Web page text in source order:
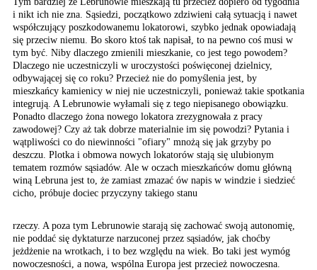
i nikt ich nie zna. Sąsiedzi, początkowo zdziwieni całą sytuacją i nawet
współczujący poszkodowanemu lokatorowi, szybko jednak opowiadają
się przeciw niemu. Bo skoro ktoś tak napisał, to na pewno coś musi w
tym być. Niby dlaczego zmienili mieszkanie, co jest tego powodem?
Dlaczego nie uczestniczyli w uroczystości poświęconej dzielnicy,
odbywającej się co roku? Przecież nie do pomyślenia jest, by
mieszkańcy kamienicy w niej nie uczestniczyli, ponieważ takie spotkania
integrują. A Lebrunowie wyłamali się z tego niepisanego obowiązku.
Ponadto dlaczego żona nowego lokatora zrezygnowała z pracy
zawodowej? Czy aż tak dobrze materialnie im się powodzi? Pytania i
wątpliwości co do niewinności "ofiary" mnożą się jak grzyby po
deszczu. Plotka i obmowa nowych lokatorów stają się ulubionym
tematem rozmów sąsiadów. Ale w oczach mieszkańców domu główną
winą Lebruna jest to, że zamiast zmazać ów napis w windzie i siedzieć
cicho, próbuje dociec przyczyny takiego stanu
rzeczy. A poza tym Lebrunowie starają się zachować swoją autonomię,
nie poddać się dyktaturze narzuconej przez sąsiadów, jak choćby
jeżdżenie na wrotkach, i to bez względu na wiek. Bo taki jest wymóg
nowoczesności, a nowa, wspólna Europa jest przecież nowoczesna.